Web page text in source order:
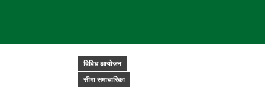
विविध आयोजन
सीमा समाचारिका